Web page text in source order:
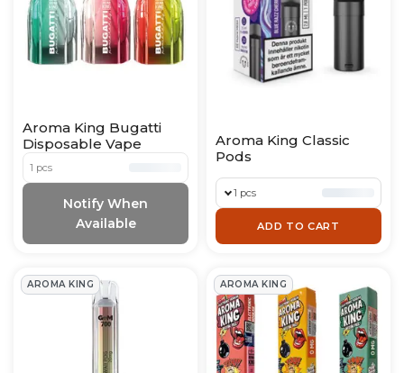
Aroma King Bugatti
Disposable Vape
1 pcs
Notify When
Available
Aroma King Classic
Pods
1 pcs
ADD TO CART
AROMA KING AROMA KING